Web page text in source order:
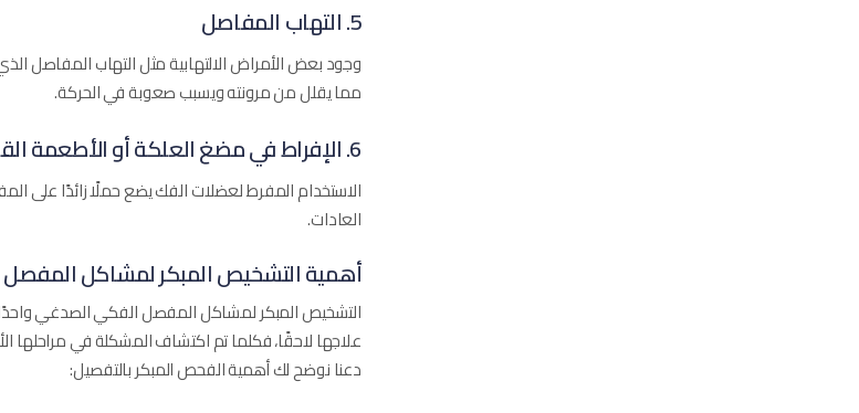
5. التهاب المفاصل
وجود بعض الأمراض الالتهابية مثل التهاب المفاصل
مما يقلل من مرونته ويسبب صعوبة في الحركة.
6. الإفراط في مضغ العلكة أو الأطعمة القاسية
الاستخدام المفرط لعضلات الفك يضع حملًا زائدًا على
العادات.
أهمية التشخيص المبكر لمشاكل
التشخيص المبكر لمشاكل المفصل الفكي الصدغي واحدًا
علاجها لاحقًا، فكلما تم اكتشاف المشكلة في
دعنا نوضح لك أهمية الفحص المبكر بالتفصيل: